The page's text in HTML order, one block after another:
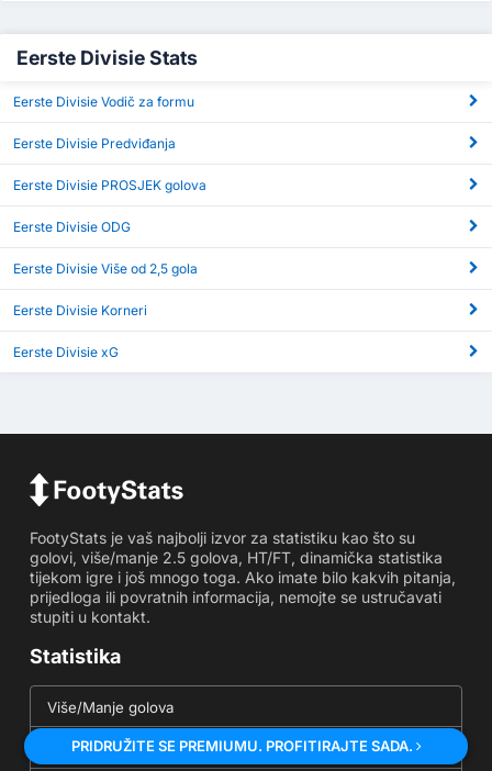
Eerste Divisie Stats
Eerste Divisie Vodič za formu
Eerste Divisie Predviđanja
Eerste Divisie PROSJEK golova
Eerste Divisie ODG
Eerste Divisie Više od 2,5 gola
Eerste Divisie Korneri
Eerste Divisie xG
FootyStats je vaš najbolji izvor za statistiku kao što su
golovi, više/manje 2.5 golova, HT/FT, dinamička statistika
tijekom igre i još mnogo toga. Ako imate bilo kakvih pitanja,
prijedloga ili povratnih informacija, nemojte se ustručavati
stupiti u kontakt.
Statistika
Više/Manje golova
Statistika ODG
PRIDRUŽITE SE PREMIUMU. PROFITIRAJTE SADA.